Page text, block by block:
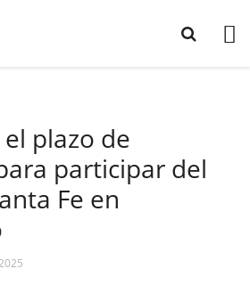
plazo de
participar del
Fe en